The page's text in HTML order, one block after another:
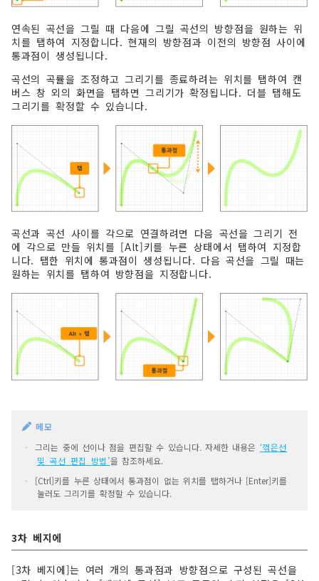
연속된 곡선을 그릴 때 다음에 그릴 곡선의 방향점을 원하는 위
치를 탭하여 지정합니다. 현재의 방향점과 이전의 방향점 사이에
통과점이 생성됩니다.
곡선의 곡률을 조정하고 그리기를 종료하려는 위치를 탭하여 캔
버스 창 외의 화면을 탭하면 그리기가 확정됩니다. 더블 탭해도
그리기를 확정할 수 있습니다.
곡선과 곡선 사이를 각으로 연결하려면 다음 곡선을 그리기 전
에 각으로 만들 위치를 [Alt]키를 누른 상태에서 탭하여 지정합
니다. 탭한 위치에 통과점이 생성됩니다. 다음 곡선을 그릴 때는
원하는 위치를 탭하여 방향점을 지정합니다.
메모
· 그리는 중에 선이나 점을 편집할 수 있습니다. 자세한 내용은 ‘꺾은선
및 곡선 편집 방법’을 참조하세요.
·
[Ctrl]키를 누른 상태에서 통과점이 없는 위치를 탭하거나 [Enter]키를
눌러도 그리기를 확정할 수 있습니다.
3차 베지에
[3차 베지에]는 여러 개의 통과점과 방향점으로 구성된 곡선을